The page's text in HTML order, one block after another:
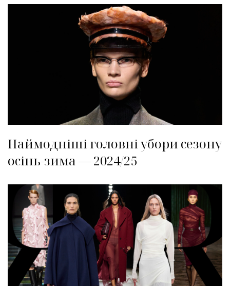
Наймодніші головні убори сезону
осінь-зима — 2024/25